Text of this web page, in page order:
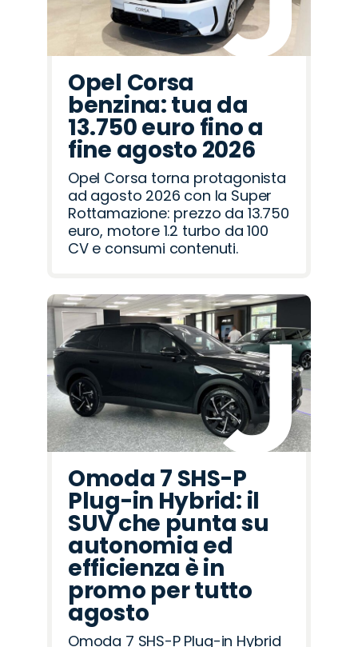
Opel Corsa
benzina: tua da
13.750 euro fino a
fine agosto 2026
Opel Corsa torna protagonista
ad agosto 2026 con la Super
Rottamazione: prezzo da 13.750
euro, motore 1.2 turbo da 100
CV e consumi contenuti.
Omoda 7 SHS-P
Plug-in Hybrid: il
SUV che punta su
autonomia ed
efficienza è in
promo per tutto
agosto
Omoda 7 SHS-P Plug-in Hybrid